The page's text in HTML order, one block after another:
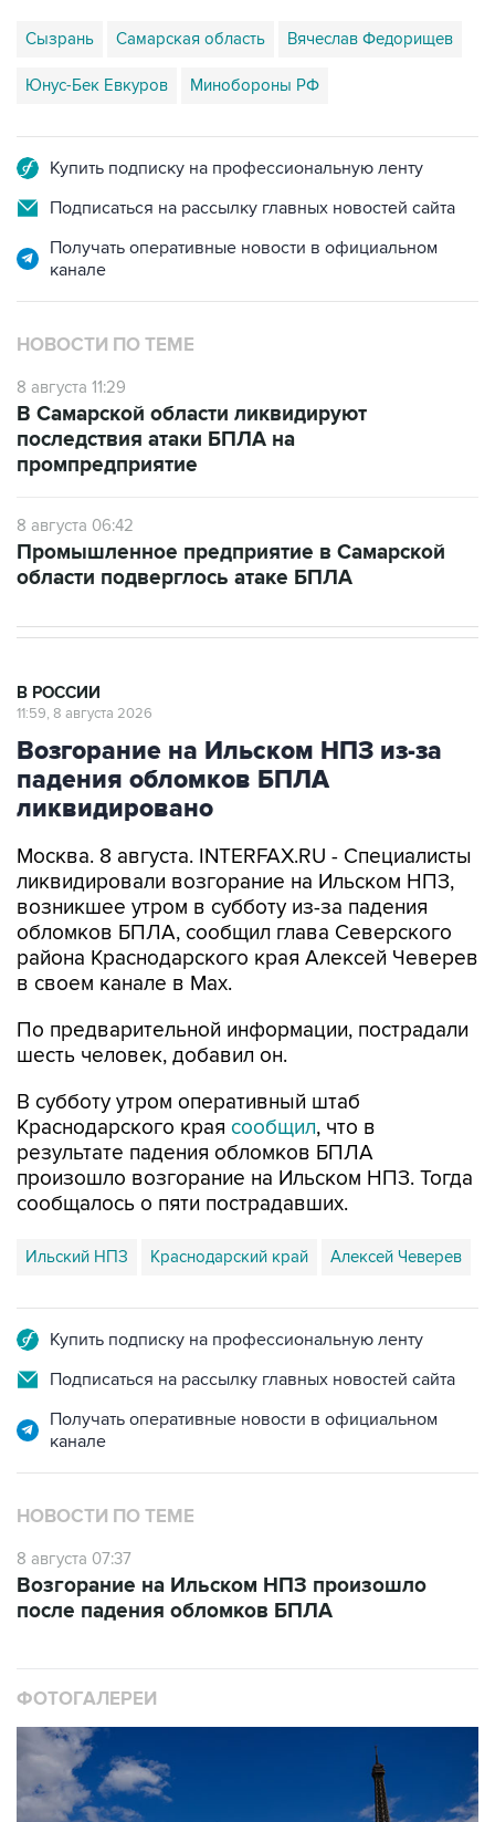
Сызрань Самарская область Вячеслав Федорищев
Юнус-Бек Евкуров Минобороны РФ
Купить подписку на профессиональную ленту
Подписаться на рассылку главных новостей сайта
Получать оперативные новости в официальном
канале
НОВОСТИ ПО ТЕМЕ
8 августа 11:29
В Самарской области ликвидируют
последствия атаки БПЛА на
промпредприятие
8 августа 06:42
Промышленное предприятие в Самарской
области подверглось атаке БПЛА
В РОССИИ
11:59, 8 августа 2026
Возгорание на Ильском НПЗ из-за
падения обломков БПЛА
ликвидировано
Москва. 8 августа. INTERFAX.RU - Специалисты
ликвидировали возгорание на Ильском НПЗ,
возникшее утром в субботу из-за падения
обломков БПЛА, сообщил глава Северского
района Краснодарского края Алексей Чеверев
в своем канале в Max.
По предварительной информации, пострадали
шесть человек, добавил он.
В субботу утром оперативный штаб
Краснодарского края сообщил, что в
результате падения обломков БПЛА
произошло возгорание на Ильском НПЗ. Тогда
сообщалось о пяти пострадавших.
Ильский НПЗ Краснодарский край Алексей Чеверев
Купить подписку на профессиональную ленту
Подписаться на рассылку главных новостей сайта
Получать оперативные новости в официальном
канале
НОВОСТИ ПО ТЕМЕ
8 августа 07:37
Возгорание на Ильском НПЗ произошло
после падения обломков БПЛА
ФОТОГАЛЕРЕИ